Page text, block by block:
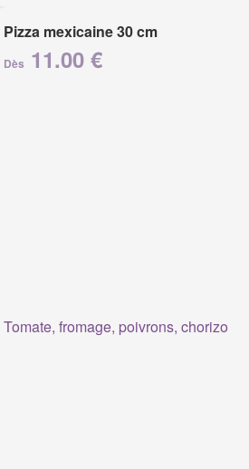
Pizza mexicaine 30 cm
Dès 11.00 €
Tomate, fromage, poivrons, chorizo